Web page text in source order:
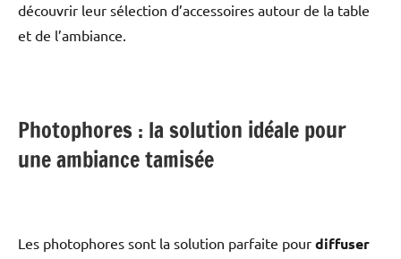
découvrir leur sélection d’accessoires autour de la table
et de l’ambiance.
Photophores : la solution idéale pour
une ambiance tamisée
Les photophores sont la solution parfaite pour diffuser